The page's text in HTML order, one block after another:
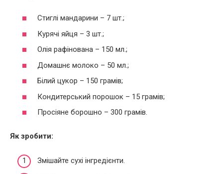
Стиглі мандарини – 7 шт.;
Курячі яйця – 3 шт.;
Олія рафінована – 150 мл.;
Домашнє молоко – 50 мл.;
Білий цукор – 150 грамів;
Кондитерський порошок – 15 грамів;
Просіяне борошно – 300 грамів.
Як зробити:
Змішайте сухі інгредієнти.